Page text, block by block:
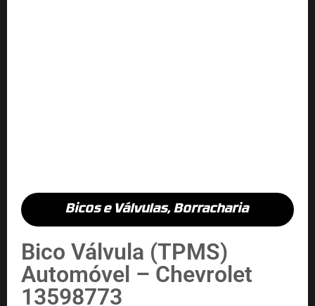
Bicos e Válvulas,Borracharia
Bico Válvula (TPMS)
Automóvel – Chevrolet
13598773